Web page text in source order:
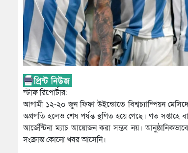
স্টাফ রিপোর্টার:
আগামী ১২-২০ জুন ফিফা উইন্ডোতে বিশ্বচ্যাম্পিয়ন
অগ্রগতি হলেও শেষ পর্যন্ত স্থগিত হয়ে গেছে। গত
আর্জেন্টিনা ম্যাচ আয়োজন করা সম্ভব নয়।
সংক্রান্ত কোনো খবর আসেনি।